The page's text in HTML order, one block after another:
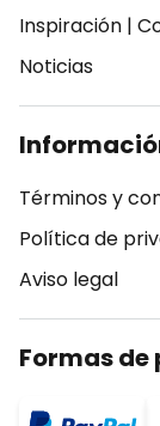
Inspiración |
Noticias
Términos y
Política de
Aviso legal
Formas de